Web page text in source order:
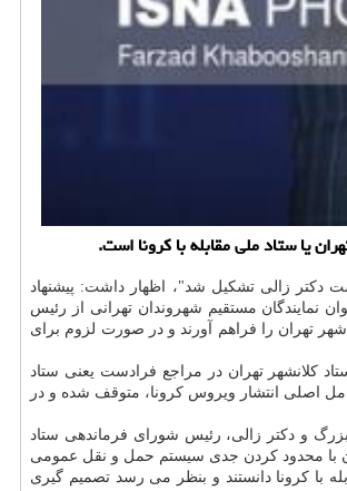
یا ستاد ملی مقابله با كرونا است.
دكتر زالی تشكیل شد"، اظهار داشت: پیشنهاد
مستقیم شهروندان تهرانی از رئیس
تهران را فراهم آورند و در صورت لزوم برای
كلانشهر تهران در مراجع فرادست یعنی ستاد
اصلی انتشار ویروس كرونا، متوقف شده و در
بزرگ و دكتر زالی، رئیس شورای فرماندهی ستاد
با محدود كردن جدی سیستم حمل و نقل عمومی
با كرونا دانستند و بنظر می رسد تصمیم گیری